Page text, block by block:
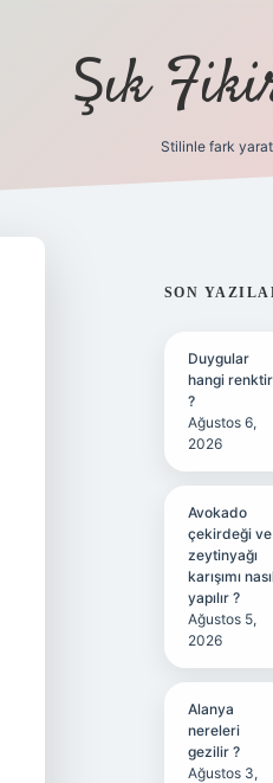
Şık
Stilinle fark
SON
Duygular
hangi renktir
?
Ağustos 6,
2026
Avokado
çekirdeği ve
zeytinyağı
karışımı
yapılır ?
Ağustos 5,
2026
Alanya
nereleri
gezilir ?
Ağustos 3,